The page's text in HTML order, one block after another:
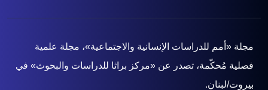
مجلة «أمم للدراسات الإنسانية والاجتماعية»، مجلة علمية
فصلية مُحكّمة، تصدر عن «مركز براثا للدراسات والبحوث» في
بيروت/لبنان.